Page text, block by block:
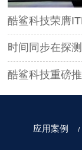
酷鲨科技荣膺ITEC“创
时间同步在探
酷鲨科技重磅
应用案例